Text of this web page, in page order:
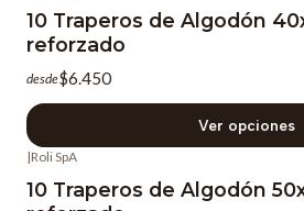
10 Traperos de Algodón
reforzado
desde$6.450
Ver opciones
|Roli SpA
10 Traperos de Algodón